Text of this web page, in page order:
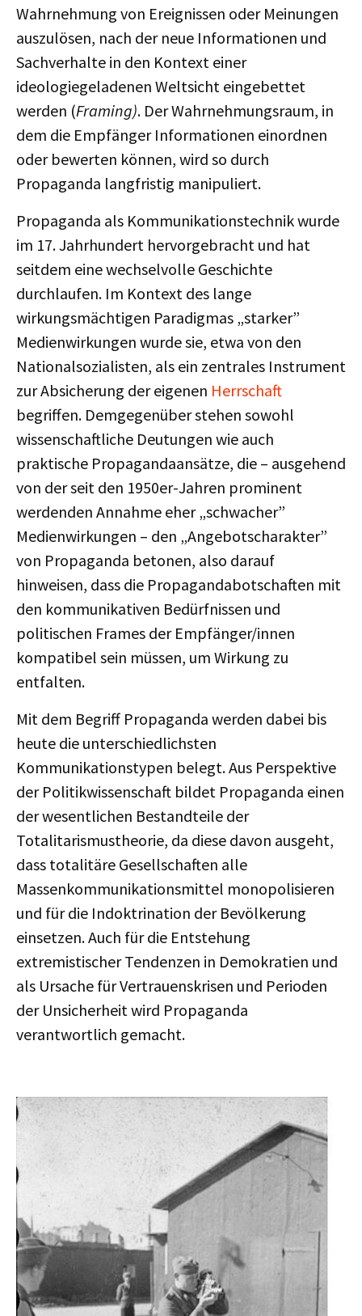
Wahrnehmung von Ereignissen oder Meinungen
auszulösen, nach der neue Informationen und
Sachverhalte in den Kontext einer
ideologiegeladenen Weltsicht eingebettet
werden (Framing). Der Wahrnehmungsraum, in
dem die Empfänger Informationen einordnen
oder bewerten können, wird so durch
Propaganda langfristig manipuliert.
Propaganda als Kommunikationstechnik wurde
im 17. Jahrhundert hervorgebracht und hat
seitdem eine wechselvolle Geschichte
durchlaufen. Im Kontext des lange
wirkungsmächtigen Paradigmas „starker”
Medienwirkungen wurde sie, etwa von den
Nationalsozialisten, als ein zentrales Instrument
zur Absicherung der eigenen Herrschaft
begriffen. Demgegenüber stehen sowohl
wissenschaftliche Deutungen wie auch
praktische Propagandaansätze, die – ausgehend
von der seit den 1950er-Jahren prominent
werdenden Annahme eher „schwacher”
Medienwirkungen – den „Angebotscharakter”
von Propaganda betonen, also darauf
hinweisen, dass die Propagandabotschaften mit
den kommunikativen Bedürfnissen und
politischen Frames der Empfänger/innen
kompatibel sein müssen, um Wirkung zu
entfalten.
Mit dem Begriff Propaganda werden dabei bis
heute die unterschiedlichsten
Kommunikationstypen belegt. Aus Perspektive
der Politikwissenschaft bildet Propaganda einen
der wesentlichen Bestandteile der
Totalitarismustheorie, da diese davon ausgeht,
dass totalitäre Gesellschaften alle
Massenkommunikationsmittel monopolisieren
und für die Indoktrination der Bevölkerung
einsetzen. Auch für die Entstehung
extremistischer Tendenzen in Demokratien und
als Ursache für Vertrauenskrisen und Perioden
der Unsicherheit wird Propaganda
verantwortlich gemacht.